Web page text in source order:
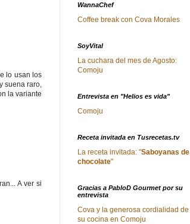
lo usan los
suena raro,
la variante
A ver si
WannaChef
Coffee break con Cova Morales
SoyVital
La cuchara del mes de Agosto:
Comoju
Entrevista en "Helios es vida"
Comoju
Receta invitada en Tusrecetas.tv
La receta invitada: "Saboyanas de
chocolate"
Gracias a PabloD Gourmet por su
entrevista
Cova y la generosa cordialidad de
su cocina en Comoju